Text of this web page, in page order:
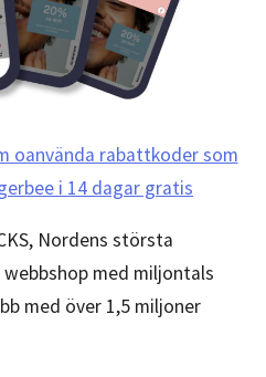
oanvända rabattkoder som
i 14 dagar gratis
Nordens största
med miljontals
med över 1,5 miljoner